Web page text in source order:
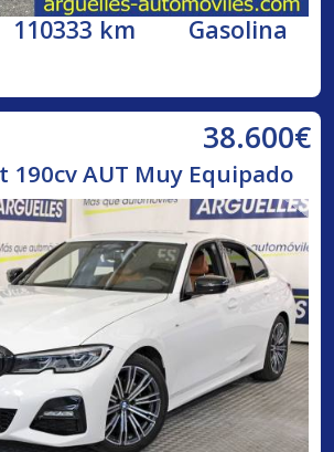
110333 km Gasolina
38.600€
190cv AUT Muy Equipado